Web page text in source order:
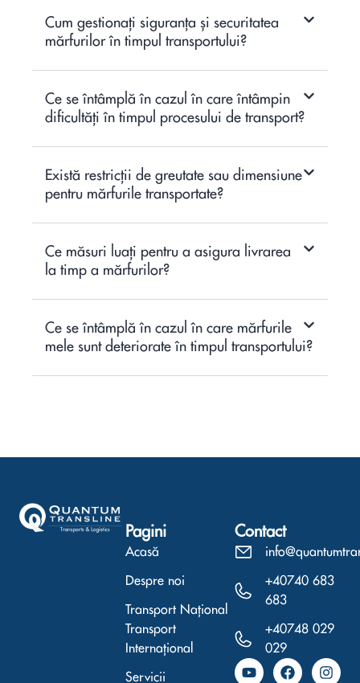
Cum gestionați siguranța și securitatea
mărfurilor în timpul transportului?
Ce se întâmplă în cazul în care întâmpin
dificultăți în timpul procesului de transport?
Există restricții de greutate sau dimensiune
pentru mărfurile transportate?
Ce măsuri luați pentru a asigura livrarea
la timp a mărfurilor?
Ce se întâmplă în cazul în care mărfurile
mele sunt deteriorate în timpul transportului?
Pagini
Acasă
Despre noi
Transport Național
Transport
Internațional
Servicii
Contact
+40740 683
683
+40748 029
029
Y
o
F
a
I
n
i